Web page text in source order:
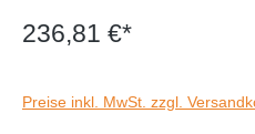
236,81 €*
Preise inkl. MwSt. zzgl.